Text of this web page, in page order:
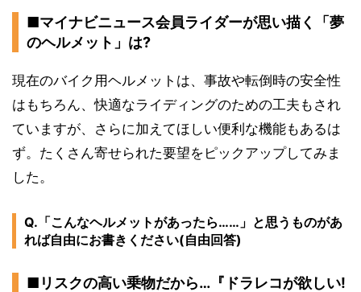
■マイナビニュース会員ライダーが思い描く「夢
のヘルメット」は?
現在のバイク用ヘルメットは、事故や転倒時の安全性
はもちろん、快適なライディングのための工夫もされ
ていますが、さらに加えてほしい便利な機能もあるは
ず。たくさん寄せられた要望をピックアップしてみま
した。
Q.「こんなヘルメットがあったら……」と思うものがあ
れば自由にお書きください(自由回答)
■リスクの高い乗物だから…『ドラレコが欲しい!